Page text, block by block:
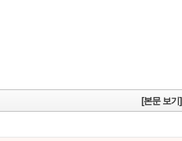
[본문 보기]